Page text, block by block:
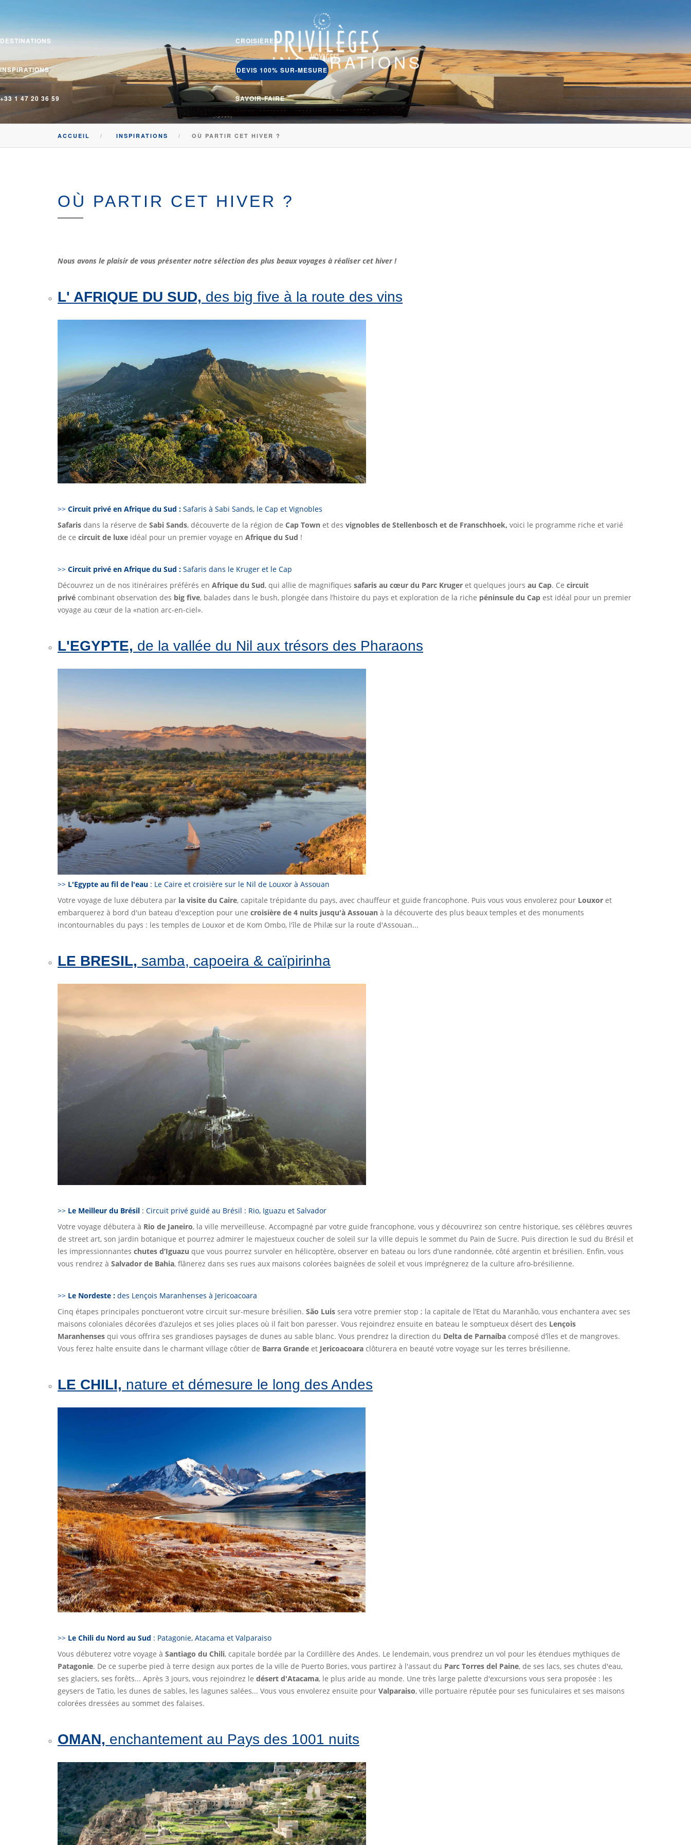
DESTINATIONS CROISIÈRES
INSPIRATIONS DEVIS 100% SUR-MESURE
+33 1 47 20 36 59 SAVOIR-FAIRE
INSPIRATIONS
ACCUEIL INSPIRATIONS OÙ PARTIR CET HIVER ?
OÙ PARTIR CET HIVER ?
Nous avons le plaisir de vous présenter notre sélection des plus beaux voyages à réaliser cet hiver !
L' AFRIQUE DU SUD, des big five à la route des vins
>> Circuit privé en Afrique du Sud : Safaris à Sabi Sands, le Cap et Vignobles
Safaris dans la réserve de Sabi Sands, découverte de la région de Cap Town et des vignobles de Stellenbosch et de Franschhoek, voici le programme riche et varié
de ce circuit de luxe idéal pour un premier voyage en Afrique du Sud !
>> Circuit privé en Afrique du Sud : Safaris dans le Kruger et le Cap
Découvrez un de nos itinéraires préférés en Afrique du Sud, qui allie de magnifiques safaris au cœur du Parc Kruger et quelques jours au Cap. Ce circuit
privé combinant observation des big five, balades dans le bush, plongée dans l’histoire du pays et exploration de la riche péninsule du Cap est idéal pour un premier
voyage au cœur de la «nation arc-en-ciel».
L'EGYPTE, de la vallée du Nil aux trésors des Pharaons
>> L'Egypte au fil de l'eau : Le Caire et croisière sur le Nil de Louxor à Assouan
Votre voyage de luxe débutera par la visite du Caire, capitale trépidante du pays, avec chauffeur et guide francophone. Puis vous vous envolerez pour Louxor et
embarquerez à bord d'un bateau d'exception pour une croisière de 4 nuits jusqu'à Assouan à la découverte des plus beaux temples et des monuments
incontournables du pays : les temples de Louxor et de Kom Ombo, l'île de Philæ sur la route d'Assouan...
LE BRESIL, samba, capoeira & caïpirinha
>> Le Meilleur du Brésil : Circuit privé guidé au Brésil : Rio, Iguazu et Salvador
Votre voyage débutera à Rio de Janeiro, la ville merveilleuse. Accompagné par votre guide francophone, vous y découvrirez son centre historique, ses célèbres œuvres
de street art, son jardin botanique et pourrez admirer le majestueux coucher de soleil sur la ville depuis le sommet du Pain de Sucre. Puis direction le sud du Brésil et
les impressionnantes chutes d’Iguazu que vous pourrez survoler en hélicoptère, observer en bateau ou lors d’une randonnée, côté argentin et brésilien. Enfin, vous
vous rendrez à Salvador de Bahia, flânerez dans ses rues aux maisons colorées baignées de soleil et vous imprégnerez de la culture afro-brésilienne.
>> Le Nordeste : des Lençois Maranhenses à Jericoacoara
Cinq étapes principales ponctueront votre circuit sur-mesure brésilien. São Luis sera votre premier stop ; la capitale de l’Etat du Maranhão, vous enchantera avec ses
maisons coloniales décorées d’azulejos et ses jolies places où il fait bon paresser. Vous rejoindrez ensuite en bateau le somptueux désert des Lençois
Maranhenses qui vous offrira ses grandioses paysages de dunes au sable blanc. Vous prendrez la direction du Delta de Parnaíba composé d’îles et de mangroves.
Vous ferez halte ensuite dans le charmant village côtier de Barra Grande et Jericoacoara clôturera en beauté votre voyage sur les terres brésilienne.
LE CHILI, nature et démesure le long des Andes
>> Le Chili du Nord au Sud : Patagonie, Atacama et Valparaiso
Vous débuterez votre voyage à Santiago du Chili, capitale bordée par la Cordillère des Andes. Le lendemain, vous prendrez un vol pour les étendues mythiques de
Patagonie. De ce superbe pied à terre design aux portes de la ville de Puerto Bories, vous partirez à l'assaut du Parc Torres del Paine, de ses lacs, ses chutes d'eau,
ses glaciers, ses forêts... Après 3 jours, vous rejoindrez le désert d'Atacama, le plus aride au monde. Une très large palette d'excursions vous sera proposée : les
geysers de Tatio, les dunes de sables, les lagunes salées... Vous vous envolerez ensuite pour Valparaiso, ville portuaire réputée pour ses funiculaires et ses maisons
colorées dressées au sommet des falaises.
OMAN, enchantement au Pays des 1001 nuits